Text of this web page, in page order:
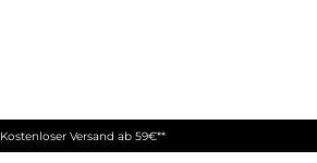
Kostenloser Versand ab 59€**